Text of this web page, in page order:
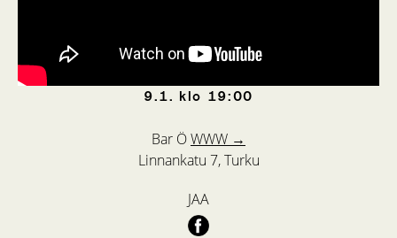
9.1. klo 19:00
Bar ÖWWW →
Linnankatu 7, Turku
JAA